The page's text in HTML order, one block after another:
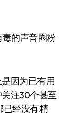
因为已有用
注30个甚至
已经没有精